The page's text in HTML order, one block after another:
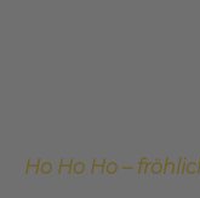
Ho Ho Ho –